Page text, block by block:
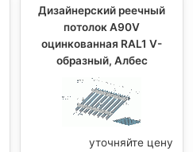
Дизайнерский реечный
потолок A90V
оцинкованная RAL1 V-
образный, Албес
уточняйте цену